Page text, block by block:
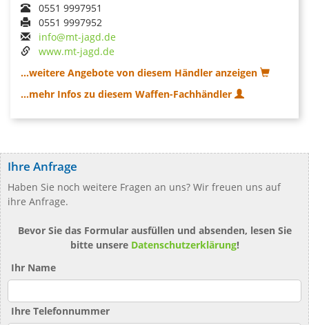
0551 9997951
0551 9997952
info@mt-jagd.de
www.mt-jagd.de
...weitere Angebote von diesem Händler anzeigen
...mehr Infos zu diesem Waffen-Fachhändler
Ihre Anfrage
Haben Sie noch weitere Fragen an uns? Wir freuen uns auf
ihre Anfrage.
Bevor Sie das Formular ausfüllen und absenden, lesen Sie
bitte unsere Datenschutzerklärung!
Ihr Name
Ihre Telefonnummer